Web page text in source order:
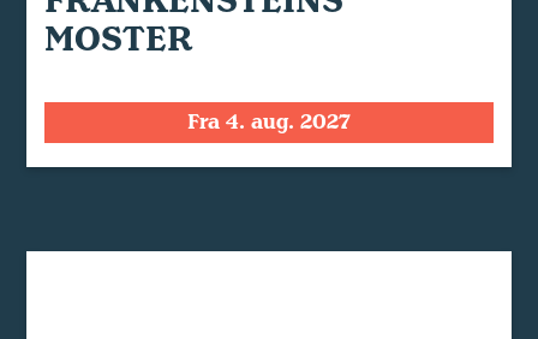
MOSTER
Fra 4. aug. 2027